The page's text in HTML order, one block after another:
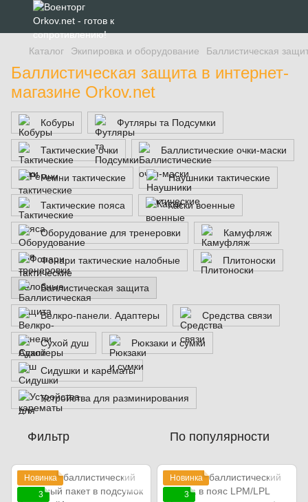
Каталог Экипировка и оборудование Баллистическая
Баллистическая защита в интернет-
магазине Orkov.net
Кобуры Футляры та Подсумки
Тактические очки Баллистические очки-маски
Ремни тактические Наушники тактические
Тактические пояса Каски военные
Оборудование для тренеровки Камуфляж
Фонари тактические налобные Плитоноски
Баллистическая защита
Велкро-панели. Адаптеры Средства связи
Сухой душ Рюкзаки и сумки
Сидушки и карематы
Устройства для разминирования
Фильтр По популярности
Новинка
3
Новинка
3